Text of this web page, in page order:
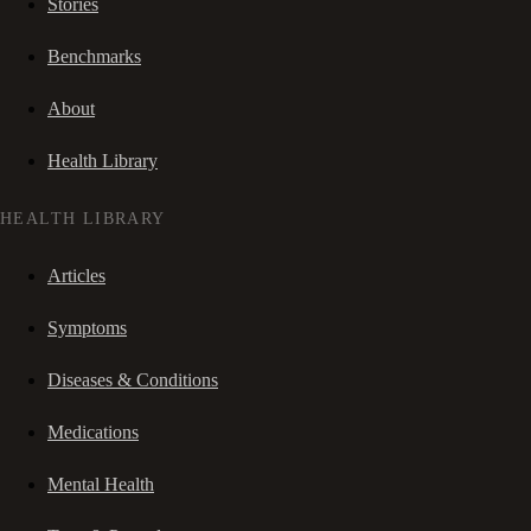
Stories
Benchmarks
About
Health Library
HEALTH LIBRARY
Articles
Symptoms
Diseases & Conditions
Medications
Mental Health